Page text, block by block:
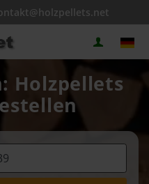
Holzpellets